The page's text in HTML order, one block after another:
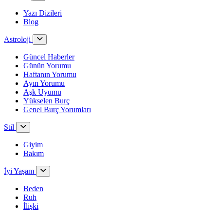
Yazı Dizileri
Blog
Astroloji
Güncel Haberler
Günün Yorumu
Haftanın Yorumu
Ayın Yorumu
Aşk Uyumu
Yükselen Burç
Genel Burç Yorumları
Stil
Giyim
Bakım
İyi Yaşam
Beden
Ruh
İlişki